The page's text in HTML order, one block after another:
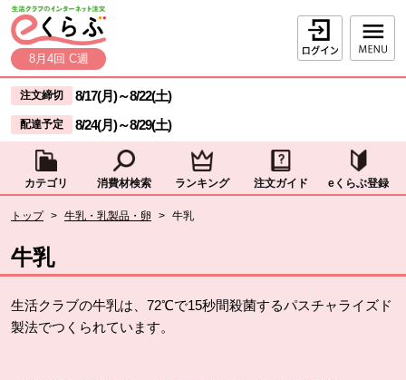
ページの先頭です。
本文へジャンプする。
8月4回 C週
ログイン
ここからサイト内共通メニューです。
サイト内共通メニューをスキップする
注文締切 8/17(月)～8/22(土)
配達予定 8/24(月)～8/29(土)
カテゴリ 消費材検索 ランキング 注文ガイド eくらぶ登録
トップ > 牛乳・乳製品・卵 > 牛乳
牛乳
生活クラブの牛乳は、72℃で15秒間殺菌するパスチャライズド
製法でつくられています。